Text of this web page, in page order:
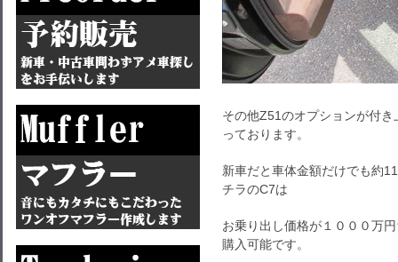
その他Z51のオプションが付
っております。
新車だと車体金額だけでも約
チラのC7は
お乗り出し価格が１０００万
購入可能です。